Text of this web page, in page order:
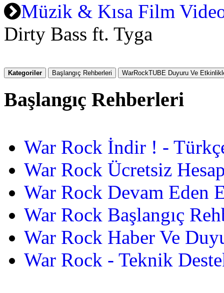
Müzik & Kısa Film
Dirty Bass ft. Tyga
Kategoriler Başlangıç Rehberleri WarRockTUBE Duyuru Ve
Başlangıç Rehberleri
War Rock İndir ! -
War Rock Ücretsiz
War Rock Devam Eden
War Rock Başlangıç
War Rock Haber Ve
War Rock - Teknik